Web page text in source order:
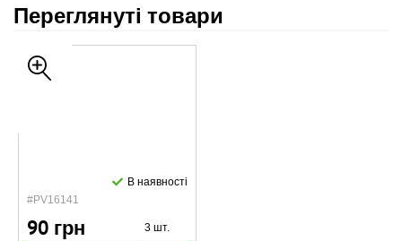
Переглянуті товари
#PV16141
В наявності
90 грн 3 шт.